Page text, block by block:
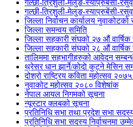
गल्छी-त्रिशुली-मेलुङ-स्याप्रुबेंसी-
गल्छी-त्रिशुली-मेलुङ-स्याप्रुबेंसी-
जिल्ला निर्वाचन कार्यालय
जिल्ला समन्वय समिति
जिल्ला सहकारी संघको २७ औं
जिल्ला सहकारी संघको २८ औं
तालिममा सहभागीहरुको आवेदन
थ्रेसर धान झार्ने/काेदाे कुट्ने मेसिन
दोश्रो राष्ट्रिय कविता महोत्सव
नुवाकोट महोत्सव २०८० विशेषांक
नेपाल आयल निगमको सूचना
न्यूस्टार क्लबको सूचना
प्रतिनिधि सभा तथा प्रदेश सभा
प्रतिनिधि सभा सदस्य निर्वाचनमा